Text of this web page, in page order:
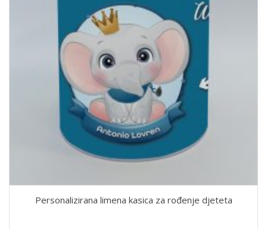
Personalizirana limena kasica za rođenje djeteta